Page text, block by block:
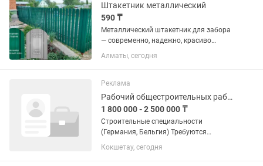
Штакетник металлический
590 ₸
Металлический штакетник для забора
— современно, надежно, красиво
Изготовление и продажа
металлического штакетника высокого
домов, дач, коттеджей, коммерческих...
Алматы, сегодня
Реклама
Рабочий общестроительных работ
1 800 000 - 2 500 000 ₸
Строительные специальности
(Германия, Бельгия) Требуются
квалифицированные специалисты
строительных профессий: Каменщик –
Кокшетау, сегодня